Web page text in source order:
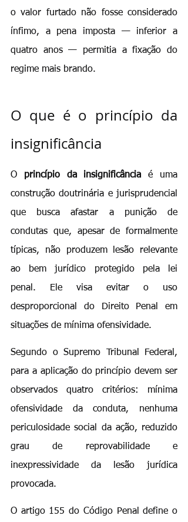
o valor furtado não fosse considerado
ínfimo, a pena imposta — inferior a
quatro anos — permitia a fixação do
regime mais brando.
O que é o princípio da
insignificância
O princípio da insignificância é uma
construção doutrinária e jurisprudencial
que busca afastar a punição de
condutas que, apesar de formalmente
típicas, não produzem lesão relevante
ao bem jurídico protegido pela lei
penal. Ele visa evitar o uso
desproporcional do Direito Penal em
situações de mínima ofensividade.
Segundo o Supremo Tribunal Federal,
para a aplicação do princípio devem ser
observados quatro critérios: mínima
ofensividade da conduta, nenhuma
periculosidade social da ação, reduzido
grau de reprovabilidade e
inexpressividade da lesão jurídica
provocada.
O artigo 155 do Código Penal define o